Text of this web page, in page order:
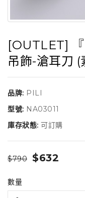
[OUTLET]
吊飾-滄耳刀 (
品牌: PILI
型號: NA03011
庫存狀態: 可訂購
$790 $632
數量